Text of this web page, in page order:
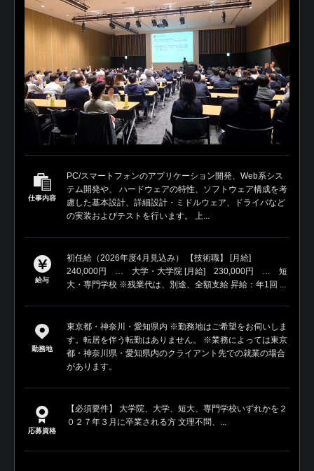
仕事内容
PC/スマートフォンのアプリケーション開発、Web系シス
テム開発や、 ハードウェアの特性、ソフトウェア構成を考
慮した基本設計、詳細設計・ミドルウェア、ドライバなど
の実装およびテストを行います。 上...
給与
初任給（2026年度4月見込み） 【技術職】 [月給]
240,000円 … 大学・大学院 [月給] 230,000円 … 短
大・専門学校 ※残業代は、別途、全額支給 昇給：年1回 ...
勤務地
東京都・神奈川・愛知県内 ※勤務地はご希望をお伺いしま
す。転居を伴う転勤はありません。 ※業務によっては東京
都・神奈川県・愛知県内のクライアント先での就業の場合
があります。
応募資格
【必須要件】 大学院、大学、短大、専門学校いずれかを２
０２７年３月に卒業される方 文理不問、...